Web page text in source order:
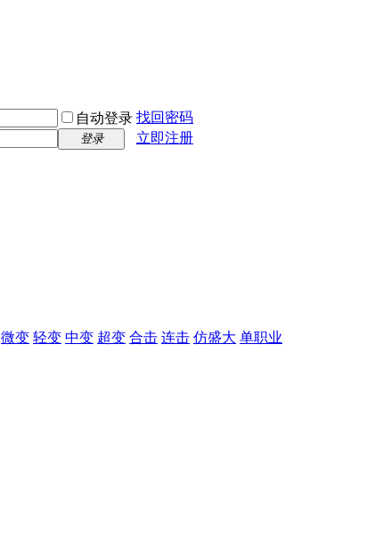
自动登录 找回密码
登录
立即注册
微变 轻变 中变 超变 合击 连击 仿盛大 单职业